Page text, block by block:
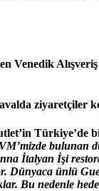
Alışveriş
ziyaretçiler
Türkiye’de
bulunan
İtalyan İşi
Dünyaca ünlü
Bu nedenle